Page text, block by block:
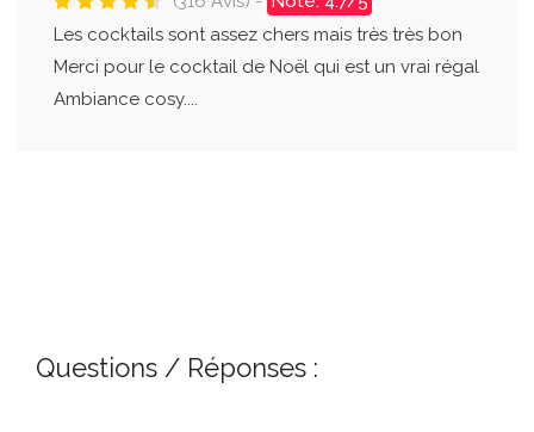
Les cocktails sont assez chers mais très très bon
Merci pour le cocktail de Noël qui est un vrai régal
Ambiance cosy....
Questions / Réponses :